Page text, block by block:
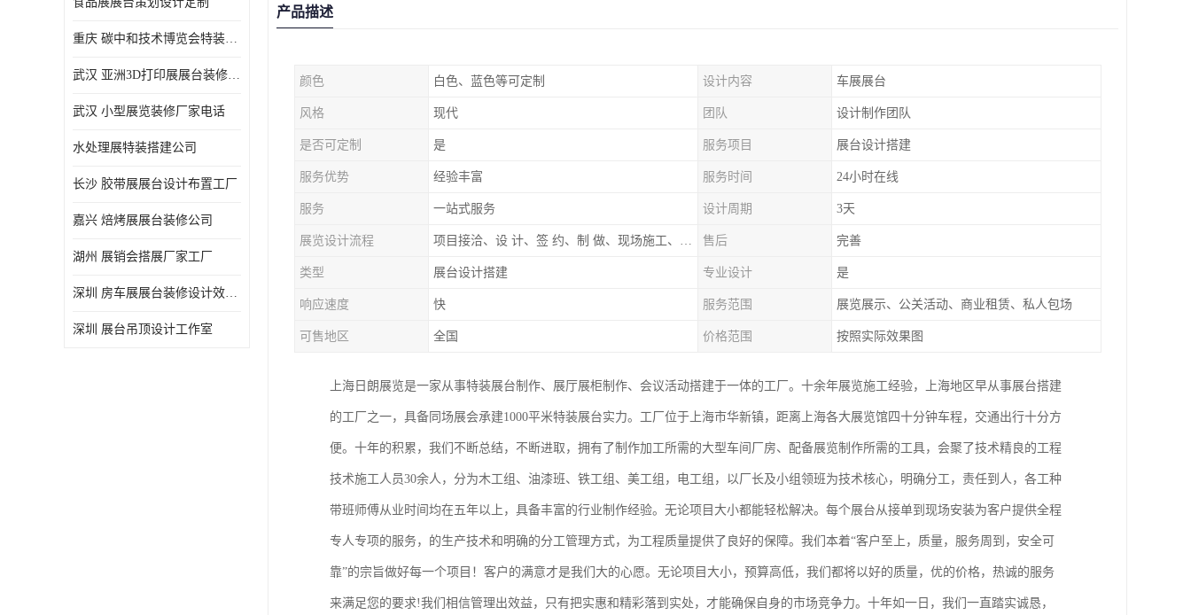
重庆 碳中和技术博览会特装展台搭建供应商
武汉 亚洲3D打印展展台装修定制
武汉 小型展览装修厂家电话
水处理展特装搭建公司
长沙 胶带展展台设计布置工厂
嘉兴 焙烤展展台装修公司
湖州 展销会搭展厂家工厂
深圳 房车展展台装修设计效果图
深圳 展台吊顶设计工作室
产品描述
颜色 白色、蓝色等可定制 设计内容 车展展台
风格 现代 团队 设计制作团队
是否可定制 是 服务项目 展台设计搭建
服务优势 经验丰富 服务时间 24小时在线
服务 一站式服务 设计周期 3天
展览设计流程 项目接洽、设 计、签 约、制 做、现场施工、展期服务、后续跟踪 售后 完善
类型 展台设计搭建 专业设计 是
响应速度 快 服务范围 展览展示、公关活动、商业租赁、私人包场
可售地区 全国 价格范围 按照实际效果图
上海日朗展览是一家从事特装展台制作、展厅展柜制作、会议活动搭建于一体的工厂。十余年展览施工经验，上海地区早从事展台搭建
的工厂之一，具备同场展会承建1000平米特装展台实力。工厂位于上海市华新镇，距离上海各大展览馆四十分钟车程，交通出行十分方
便。十年的积累，我们不断总结，不断进取，拥有了制作加工所需的大型车间厂房、配备展览制作所需的工具，会聚了技术精良的工程
技术施工人员30余人，分为木工组、油漆班、铁工组、美工组，电工组，以厂长及小组领班为技术核心，明确分工，责任到人，各工种
带班师傅从业时间均在五年以上，具备丰富的行业制作经验。无论项目大小都能轻松解决。每个展台从接单到现场安装为客户提供全程
专人专项的服务，的生产技术和明确的分工管理方式，为工程质量提供了良好的保障。我们本着“客户至上，质量，服务周到，安全可
靠”的宗旨做好每一个项目！客户的满意才是我们大的心愿。无论项目大小，预算高低，我们都将以好的质量，优的价格，热诚的服务
来满足您的要求!我们相信管理出效益，只有把实惠和精彩落到实处，才能确保自身的市场竞争力。十年如一日，我们一直踏实诚恳，